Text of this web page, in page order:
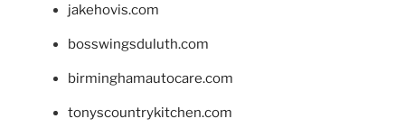
jakehovis.com
bosswingsduluth.com
birminghamautocare.com
tonyscountrykitchen.com